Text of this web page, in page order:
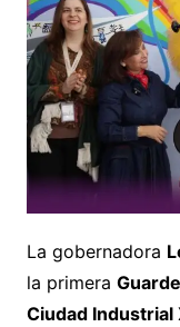
La gobernadora
la primera
Ciudad Industrial